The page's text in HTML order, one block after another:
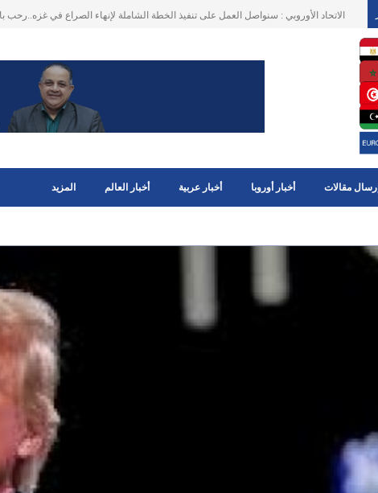
الجماعات الارهابية و استغلال الذكاء الاصطناعي والمنصات الرقمية .. الأمم
إرسال مقالات أخبار أوروبا أخبار عربية أخبار العالم المزيد